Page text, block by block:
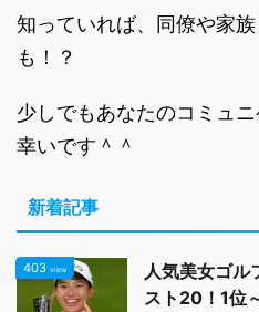
知っていれば、同僚や家
も！？
少しでもあなたのコミュ
幸いです＾＾
新着記事
403 view
人気美女ゴル
スト20！1位